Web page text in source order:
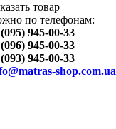
товар
по телефонам:
945-00-33
945-00-33
945-00-33
shop.com.ua